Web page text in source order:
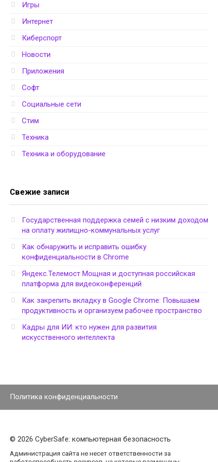
Игры
Интернет
Киберспорт
Новости
Приложения
Софт
Социальные сети
Стим
Техника
Техника и оборудование
Свежие записи
Государственная поддержка семей с низким доходом
на оплату жилищно-коммунальных услуг
Как обнаружить и исправить ошибку
конфиденциальности в Chrome
Яндекс.Телемост Мощная и доступная российская
платформа для видеоконференций
Как закрепить вкладку в Google Chrome: Повышаем
продуктивность и организуем рабочее пространство
Кадры для ИИ: кто нужен для развития
искусственного интеллекта
Политика конфиденциальности
© 2026 CyberSafe: компьютерная безопасность
Администрация сайта не несет ответственности за